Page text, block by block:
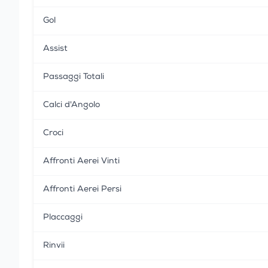
Gol
Assist
Passaggi Totali
Calci d'Angolo
Croci
Affronti Aerei Vinti
Affronti Aerei Persi
Placcaggi
Rinvii